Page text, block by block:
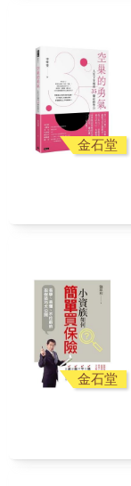
金石堂
金石堂